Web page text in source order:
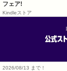
フェア!
Kindleストア
2026/08/13 まで！